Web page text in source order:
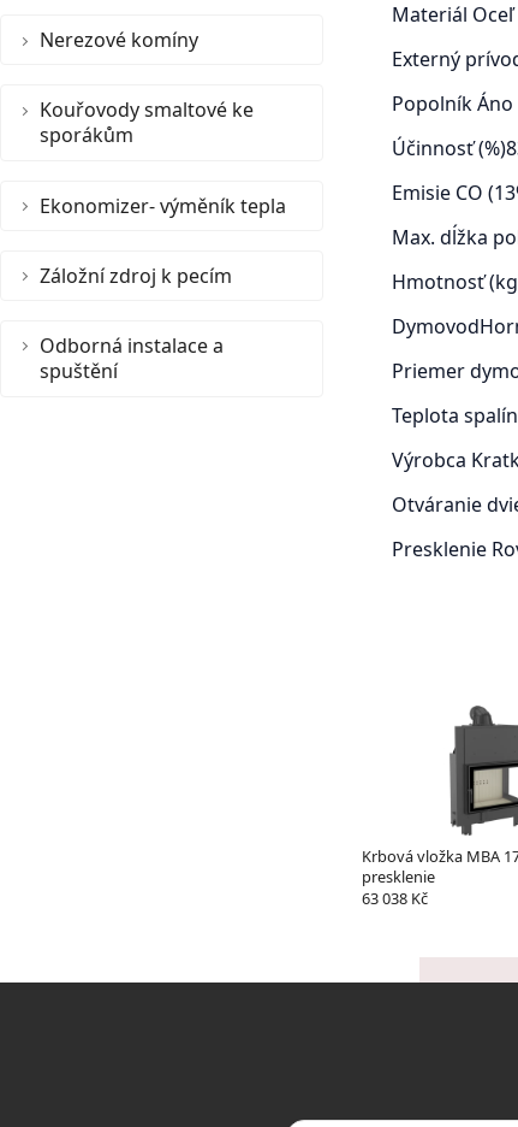
Nerezové komíny
Kouřovody smaltové ke
sporákům
Ekonomizer- výměník tepla
Záložní zdroj k pecím
Odborná instalace a
spuštění
Materiál Oceľ
Externý
PopolníkÁno
Účinnosť (%)
Emisie CO
Max. dĺžka
Hmotnosť
Dymovod
Priemer
Teplota spalín
Výrobca
Otváranie
Presklenie
Krbová vložka MBA
presklenie
63 038 Kč